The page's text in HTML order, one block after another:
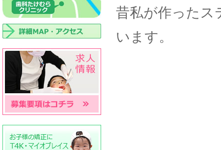
昔私が作ったス
います。